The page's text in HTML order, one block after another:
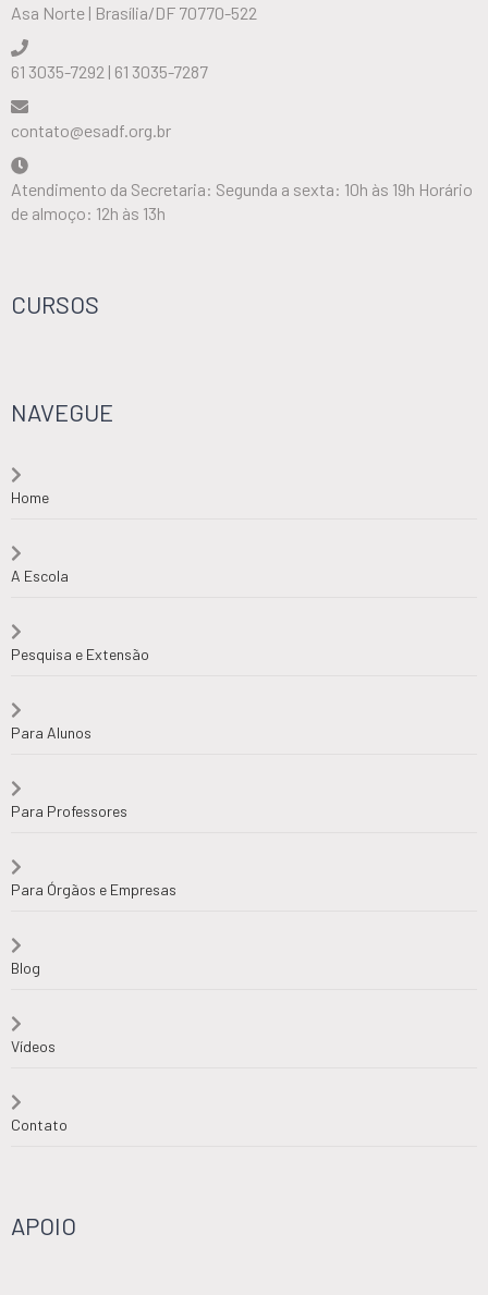
Asa Norte | Brasília/DF 70770-522
61 3035-7292 | 61 3035-7287
contato@esadf.org.br
Atendimento da Secretaria: Segunda a sexta: 10h às 19h Horário
de almoço: 12h às 13h
CURSOS
NAVEGUE
Home
A Escola
Pesquisa e Extensão
Para Alunos
Para Professores
Para Órgãos e Empresas
Blog
Vídeos
Contato
APOIO